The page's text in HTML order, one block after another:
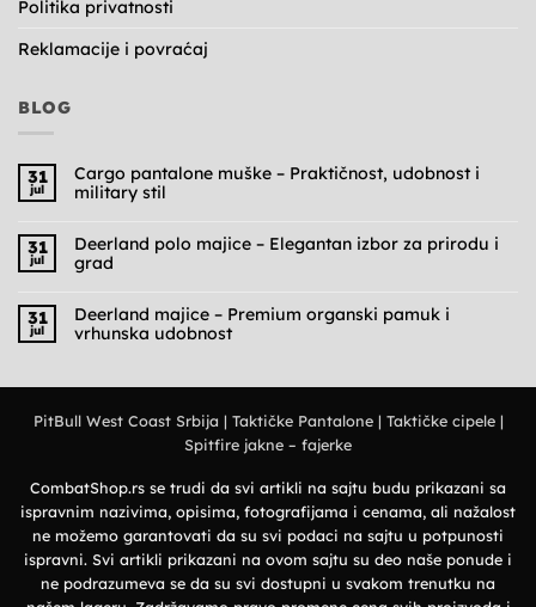
Politika privatnosti
Reklamacije i povraćaj
BLOG
31
jul
Cargo pantalone muške – Praktičnost, udobnost i
military stil
na
Cargo
pantalone
Praktičnost,
udobnost
i
31
jul
Deerland polo majice – Elegantan izbor za prirodu i
grad
na
Deerland
polo
izbor
prirodu
i
31
jul
Deerland majice – Premium organski pamuk i
vrhunska udobnost
–
vrhunska
udobnost
PitBull West Coast Srbija | Taktičke Pantalone| Taktičke cipele|
Spitfire jakne – fajerke
CombatShop.rs se trudi da svi artikli na sajtu budu prikazani sa
ispravnim nazivima, opisima, fotografijama i cenama, ali nažalost
ne možemo garantovati da su svi podaci na sajtu u potpunosti
ispravni. Svi artikli prikazani na ovom sajtu su deo naše ponude i
ne podrazumeva se da su svi dostupni u svakom trenutku na